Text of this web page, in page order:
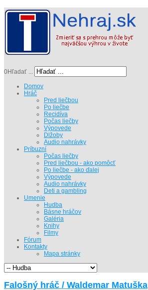
0Hľadať ...
Domov
Hráč
Pred liečbou
Po liečbe
Recidíva
Počas liečby
Výpovede
Dlžoby
Audio nahrávky
Príbuzní
Počas liečby
Pred liečbou - ako pomôcť
Po liečbe - ako ďalej
Výpovede
Audio nahrávky
Deti a gambling
Umenie
Hudba
Básne hráčov
Galéria
Knihy
Filmy
Fórum
Kontakty
Mapa stránky
Falošný hráč / Waldemar Matuška